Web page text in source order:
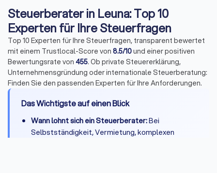
Steuerberater in Leuna: Top 10
Experten für Ihre Steuerfragen
Top 10 Experten für Ihre Steuerfragen, transparent bewertet
mit einem Trustlocal-Score von 8.5/10und einer positiven
Bewertungsrate von 455. Ob private Steuererklärung,
Unternehmensgründung oder internationale Steuerberatung:
Finden Sie den passenden Experten für Ihre Anforderungen.
Das Wichtigste auf einen Blick
Wann lohnt sich ein Steuerberater:Bei
Selbstständigkeit, Vermietung, komplexen